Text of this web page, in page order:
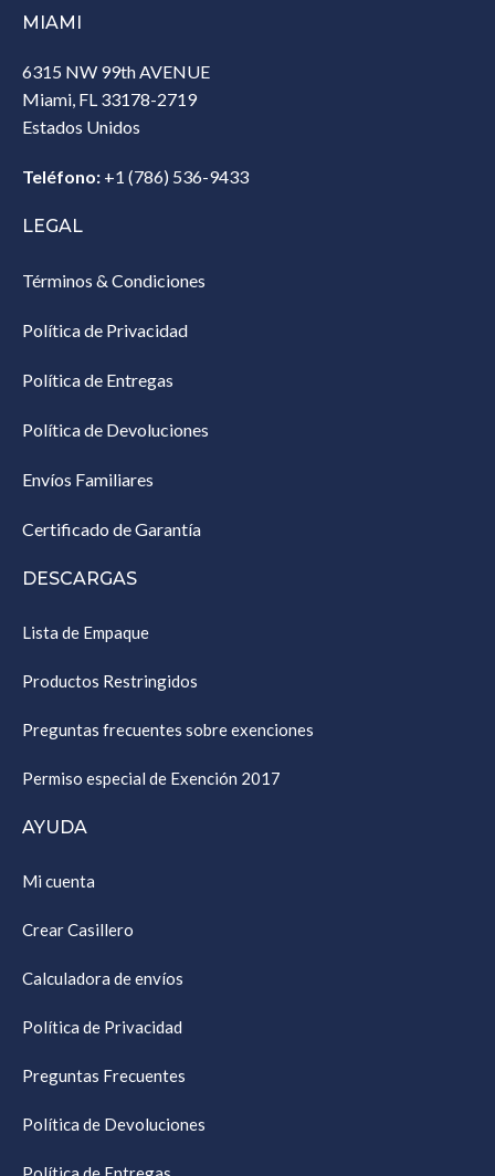
MIAMI
6315 NW 99th AVENUE
Miami, FL 33178-2719
Estados Unidos‎
Teléfono: +1 (786) 536-9433‎
LEGAL
Términos & Condiciones
Política de Privacidad
Política de Entregas
Política de Devoluciones
Envíos Familiares
Certificado de Garantía
DESCARGAS
Lista de Empaque
Productos Restringidos
Preguntas frecuentes sobre exenciones
Permiso especial de Exención 2017
AYUDA
Mi cuenta
Crear Casillero
Calculadora de envíos
Política de Privacidad
Preguntas Frecuentes
Política de Devoluciones